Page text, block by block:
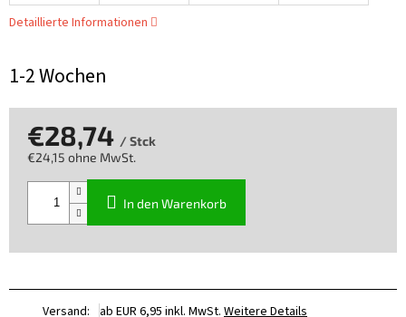
1-2 Wochen
Detaillierte Informationen
€28,74 / Stck
€24,15 ohne MwSt.
In den Warenkorb
Versand: ab EUR 6,95 inkl. MwSt. Weitere Details